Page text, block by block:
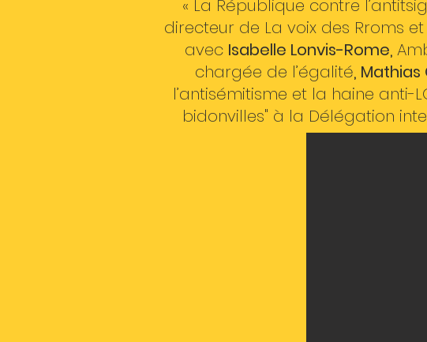
« La République contre
directeur de La voix des Rroms
avec Isabelle Lonvis-Rome,
chargée de l’égalité, Mathias
l’antisémitisme et la haine anti-
bidonvilles" à la Délégation